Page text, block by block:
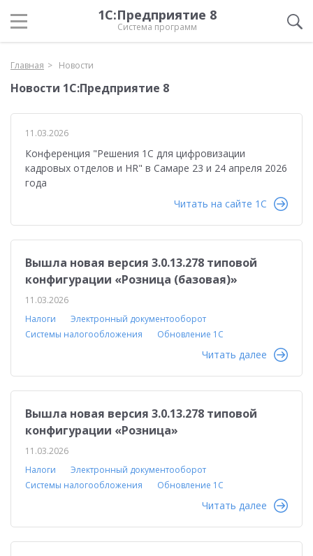
1С:Предприятие 8
Система программ
Главная Новости
Новости 1С:Предприятие 8
11.03.2026
Конференция "Решения 1С для цифровизации
кадровых отделов и HR" в Самаре 23 и 24 апреля 2026
года
Читать на сайте 1C
Вышла новая версия 3.0.13.278 типовой
конфигурации «Розница (базовая)»
11.03.2026
Налоги
Электронный документооборот
Системы налогообложения
Обновление 1С
Читать далее
Вышла новая версия 3.0.13.278 типовой
конфигурации «Розница»
11.03.2026
Налоги
Электронный документооборот
Системы налогообложения
Обновление 1С
Читать далее